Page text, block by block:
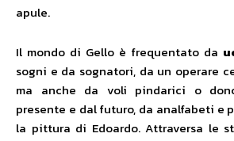
apule.
Il mondo di Gello è frequentato da
sogni e da sognatori, da un operare
ma anche da voli pindarici o
presente e dal futuro, da analfabeti e
la pittura di Edoardo. Attraversa le